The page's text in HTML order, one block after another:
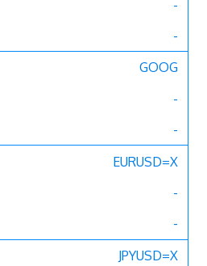
-
-
GOOG
-
-
EURUSD=X
-
-
JPYUSD=X